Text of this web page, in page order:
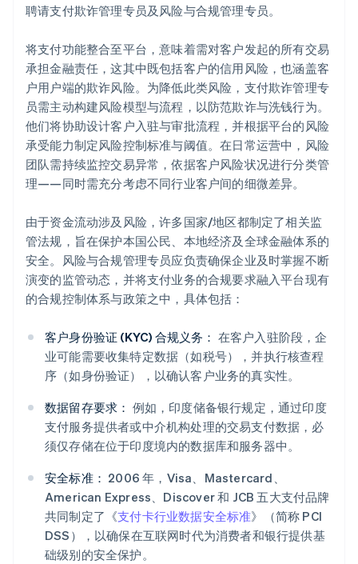
聘请支付欺诈管理专员及风险与合规管理专员。
将支付功能整合至平台，意味着需对客户发起的所有交易
承担金融责任，这其中既包括客户的信用风险，也涵盖客
户用户端的欺诈风险。为降低此类风险，支付欺诈管理专
员需主动构建风险模型与流程，以防范欺诈与洗钱行为。
他们将协助设计客户入驻与审批流程，并根据平台的风险
承受能力制定风险控制标准与阈值。在日常运营中，风险
团队需持续监控交易异常，依据客户风险状况进行分类管
理——同时需充分考虑不同行业客户间的细微差异。
由于资金流动涉及风险，许多国家/地区都制定了相关监
管法规，旨在保护本国公民、本地经济及全球金融体系的
安全。风险与合规管理专员应负责确保企业及时掌握不断
演变的监管动态，并将支付业务的合规要求融入平台现有
的合规控制体系与政策之中，具体包括：
客户身份验证 (KYC) 合规义务： 在客户入驻阶段，企
业可能需要收集特定数据（如税号），并执行核查程
序（如身份验证），以确认客户业务的真实性。
数据留存要求： 例如，印度储备银行规定，通过印度
支付服务提供者或中介机构处理的交易支付数据，必
须仅存储在位于印度境内的数据库和服务器中。
安全标准： 2006 年，Visa、Mastercard、
American Express、Discover 和 JCB 五大支付品牌
共同制定了《支付卡行业数据安全标准》（简称 PCI
DSS），以确保在互联网时代为消费者和银行提供基
础级别的安全保护。